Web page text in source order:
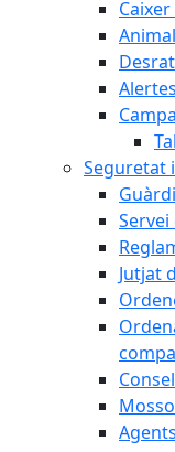
Seguretat
Jutjat